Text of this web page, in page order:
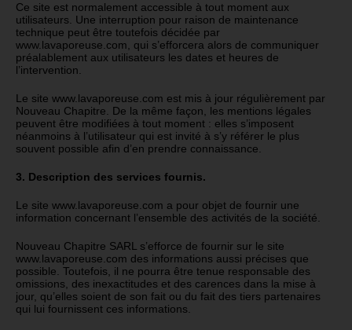
Ce site est normalement accessible à tout moment aux
utilisateurs. Une interruption pour raison de maintenance
technique peut être toutefois décidée par
www.lavaporeuse.com, qui s’efforcera alors de communiquer
préalablement aux utilisateurs les dates et heures de
l’intervention.
Le site www.lavaporeuse.com est mis à jour régulièrement par
Nouveau Chapitre. De la même façon, les mentions légales
peuvent être modifiées à tout moment : elles s’imposent
néanmoins à l’utilisateur qui est invité à s’y référer le plus
souvent possible afin d’en prendre connaissance.
3. Description des services fournis.
Le site www.lavaporeuse.com a pour objet de fournir une
information concernant l’ensemble des activités de la société.
Nouveau Chapitre SARL s’efforce de fournir sur le site
www.lavaporeuse.com des informations aussi précises que
possible. Toutefois, il ne pourra être tenue responsable des
omissions, des inexactitudes et des carences dans la mise à
jour, qu’elles soient de son fait ou du fait des tiers partenaires
qui lui fournissent ces informations.